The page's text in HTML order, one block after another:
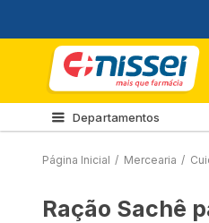
Departamentos
Página Inicial / Mercearia /
Ração Sachê